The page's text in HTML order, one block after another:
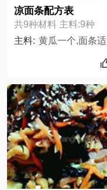
凉面条配方表
共9种材料 主料:9种
主料: 黄瓜一个,面条适量,香椿芽咸菜适量,胡萝卜咸菜适量,盐适量,糖适量,麻汁适量,芝麻油适量,醋适量